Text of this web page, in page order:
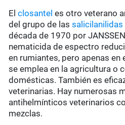
Elclosantel es otro veterano
del grupo de lassalicilanilidas
década de 1970 por
nematicida de espectro
en rumiantes, pero apenas
se emplea en la agricultura o
domésticas. También es
veterinarias. Hay numerosas
antihelmínticos veterinarios
mezclas.